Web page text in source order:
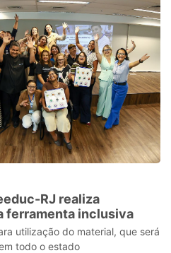
RJ realiza
ferramenta inclusiva
utilização do material, que será
todo o estado